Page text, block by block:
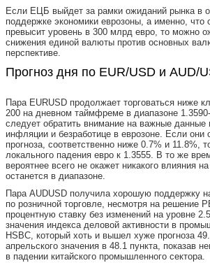
Если ЕЦБ выйдет за рамки ожиданий рынка в
поддержке экономики еврозоны, а именно, что
превысит уровень в 300 млрд евро, то можно
снижения единой валюты против основных
перспективе.
Прогноз дня по EUR/USD и AUD/
Пара EURUSD продолжает торговаться ниже
200 на дневном таймфреме в диапазоне
следует обратить внимание на важные данные
инфляции и безработице в еврозоне. Если они
прогноза, соответственно ниже 0.7% и 11.8%,
локального падения евро к 1.3555. В то же
вероятнее всего не окажет никакого влияния
останется в диапазоне.
Пара AUDUSD получила хорошую поддержку
по розничной торговле, несмотря на решение
процентную ставку без изменений на уровне
значения индекса деловой активности в
HSBC, который хоть и вышел хуже прогноза
апрельского значения в 48.1 пункта, показав
в падении китайского промышленного сектора.